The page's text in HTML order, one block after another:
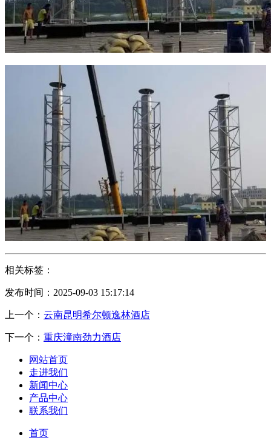
相关标签：
发布时间：2025-09-03 15:17:14
上一个： 云南昆明希尔顿逸林酒店
下一个： 重庆潼南劲力酒店
网站首页
走进我们
新闻中心
产品中心
联系我们
首页